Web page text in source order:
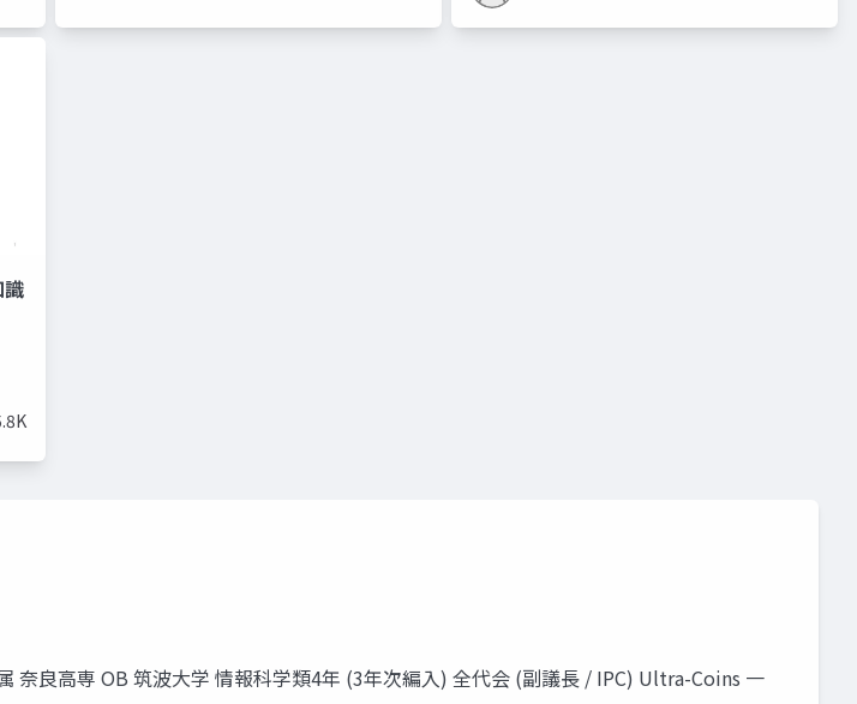
奈良高専 OB 筑波大学 情報科学類4年 (3年次編入) 全代会 (副議長 / IPC) Ultra-Coins 一